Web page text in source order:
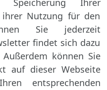
Nutzung für den
Sie jederzeit
findet sich dazu
können Sie
auf dieser Webseite
entsprechenden